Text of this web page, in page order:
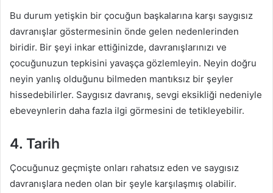
Bu durum yetişkin bir çocuğun başkalarına karşı saygısız
davranışlar göstermesinin önde gelen nedenlerinden
biridir. Bir şeyi inkar ettiğinizde, davranışlarınızı ve
çocuğunuzun tepkisini yavaşça gözlemleyin. Neyin doğru
neyin yanlış olduğunu bilmeden mantıksız bir şeyler
hissedebilirler. Saygısız davranış, sevgi eksikliği nedeniyle
ebeveynlerin daha fazla ilgi görmesini de tetikleyebilir.
4. Tarih
Çocuğunuz geçmişte onları rahatsız eden ve saygısız
davranışlara neden olan bir şeyle karşılaşmış olabilir.